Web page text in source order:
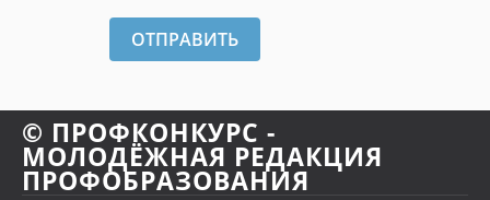
ОТПРАВИТЬ
© ПРОФКОНКУРС -
МОЛОДЁЖНАЯ РЕДАКЦИЯ
ПРОФОБРАЗОВАНИЯ